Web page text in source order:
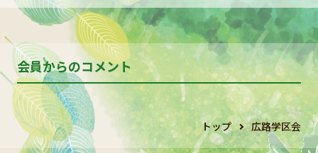
会員からのコメント
トップ 広路学区会